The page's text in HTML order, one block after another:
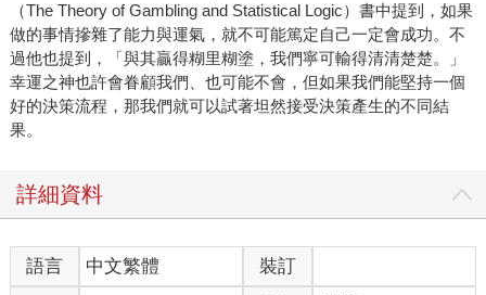
（The Theory of Gambling and Statistical Logic）書中提到，如果
做的事情摻雜了能力與運氣，就不可能篤定自己一定會成功。不
過他也提到，「與其贏得糊里糊塗，我們寧可輸得清清楚楚。」
幸運之神也許會眷顧我們、也可能不會，但如果我們能堅持一個
好的決策流程，那我們就可以試著坦然接受決策產生的不同結
果。
詳細資料
語言 中文繁體
裝訂